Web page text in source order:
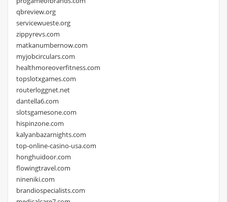
qbreview.org
servicewueste.org
zippyrevs.com
matkanumbernow.com
myjobcirculars.com
healthmoreoverfitness.com
topslotxgames.com
routerloggnet.net
dantella6.com
slotsgamesone.com
hispinzone.com
kalyanbazarnights.com
top-online-casino-usa.com
honghuidoor.com
flowingtravel.com
nineniki.com
brandiospecialists.com